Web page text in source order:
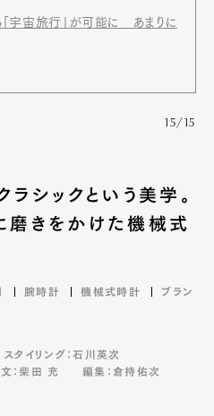
宇宙旅行」が可能に あまりに
15/15
ラシックという美学。
磨きをかけた機械式
腕時計 機械式時計
ブラン
スタイリング：石川英次
文：柴田 充 編集：倉持佑次